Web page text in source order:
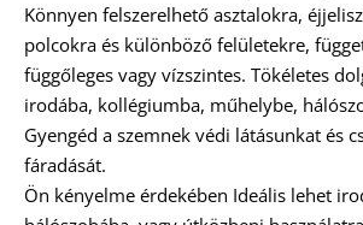
Könnyen felszerelhető asztalokra,
polcokra és különböző felületekre,
függőleges vagy vízszintes. Tökéletes
irodába, kollégiumba, műhelybe,
Gyengéd a szemnek védi látásunkat és
fáradását.
Ön kényelme érdekében Ideális lehet